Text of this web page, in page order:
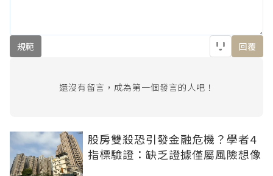
規範 回覆
還沒有留言，成為第一個發言的人吧！
股房雙殺恐引發金融危機？學者4
指標驗證：缺乏證據僅屬風險想像